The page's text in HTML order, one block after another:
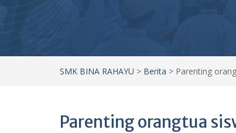
SMK BINA RAHAYU > Berita > Parenting
Parenting orangtua